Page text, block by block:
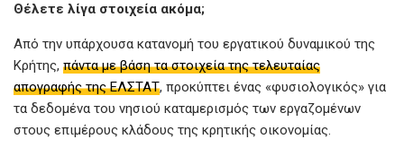
Θέλετε λίγα στοιχεία ακόμα;
Από την υπάρχουσα κατανομή του εργατικού δυναμικού της
Κρήτης, πάντα με βάση τα στοιχεία της τελευταίας
απογραφής της ΕΛΣΤΑΤ, προκύπτει ένας «φυσιολογικός» για
τα δεδομένα του νησιού καταμερισμός των εργαζομένων
στους επιμέρους κλάδους της κρητικής οικονομίας.